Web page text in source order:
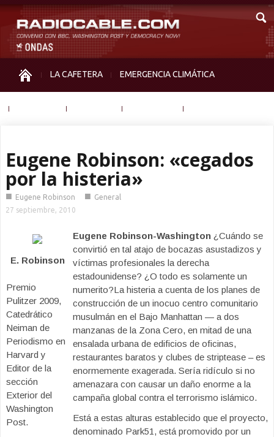
LA CAFETERA EMERGENCIA CLIMÁTICA
Eugene Robinson: «cegados
por la histeria»
■ Eugene Robinson ■ General
27 septiembre, 2010
E. Robinson
Premio
Pulitzer 2009,
Catedrático
Neiman de
Periodismo en
Harvard y
Editor de la
sección
Exterior del
Washington
Post.
Eugene Robinson-Washington ¿Cuándo se
convirtió en tal atajo de bocazas asustadizos y
víctimas profesionales la derecha
estadounidense? ¿O todo es solamente un
numerito?La histeria a cuenta de los planes de
construcción de un inocuo centro comunitario
musulmán en el Bajo Manhattan — a dos
manzanas de la Zona Cero, en mitad de una
ensalada urbana de edificios de oficinas,
restaurantes baratos y clubes de striptease – es
enormemente exagerada. Sería ridículo si no
amenazara con causar un daño enorme a la
campaña global contra el terrorismo islámico.
Está a estas alturas establecido que el proyecto,
denominado Park51, está promovido por un